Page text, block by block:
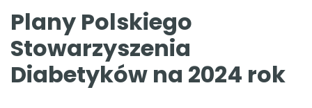
Plany Polskiego
Stowarzyszenia
Diabetyków na 2024 rok